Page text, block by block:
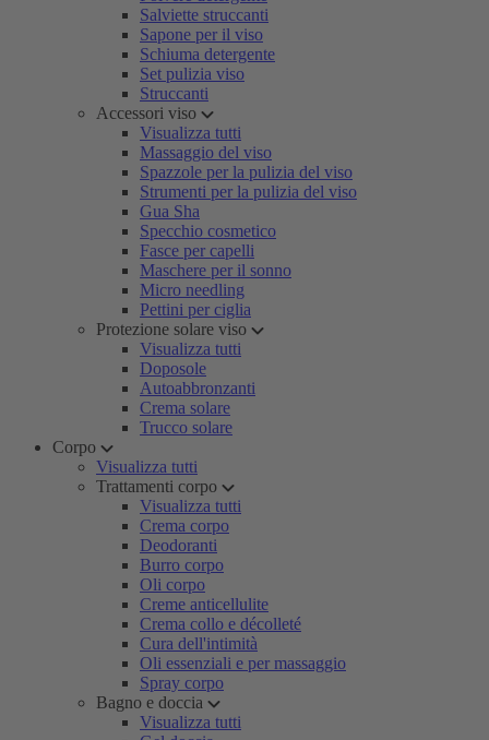
Salviette struccanti
Sapone per il viso
Schiuma detergente
Set pulizia viso
Struccanti
Accessori viso
Visualizza tutti
Massaggio del viso
Spazzole per la pulizia del viso
Strumenti per la pulizia del viso
Gua Sha
Specchio cosmetico
Fasce per capelli
Maschere per il sonno
Micro needling
Pettini per ciglia
Protezione solare viso
Visualizza tutti
Doposole
Autoabbronzanti
Crema solare
Trucco solare
Corpo
Visualizza tutti
Trattamenti corpo
Visualizza tutti
Crema corpo
Deodoranti
Burro corpo
Oli corpo
Creme anticellulite
Crema collo e décolleté
Cura dell'intimità
Oli essenziali e per massaggio
Spray corpo
Bagno e doccia
Visualizza tutti